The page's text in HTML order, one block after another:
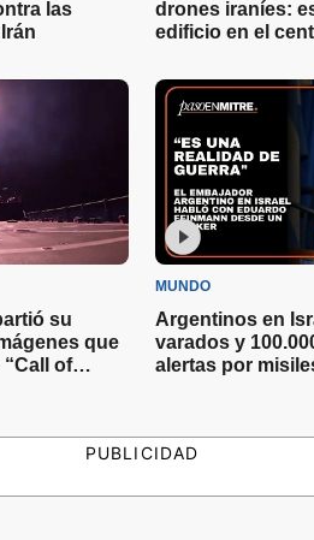
las
drones iraníes:
edificio en el
su
que
of
MUNDO
Argentinos en
varados y
alertas por
PUBLICIDAD